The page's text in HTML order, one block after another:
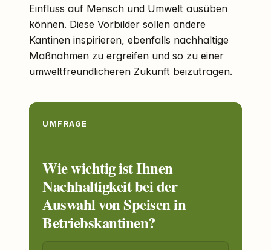
Einfluss auf Mensch und Umwelt ausüben
können. Diese Vorbilder sollen andere
Kantinen inspirieren, ebenfalls nachhaltige
Maßnahmen zu ergreifen und so zu einer
umweltfreundlicheren Zukunft beizutragen.
UMFRAGE
Wie wichtig ist Ihnen
Nachhaltigkeit bei der
Auswahl von Speisen in
Betriebskantinen?